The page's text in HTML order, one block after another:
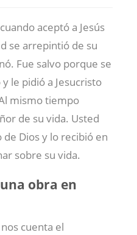
aceptó a Jesús
se arrepintió de su
Fue salvo porque se
le pidió a Jesucristo
mismo tiempo
de su vida. Usted
Dios y lo recibió en
sobre su vida.
obra en
cuenta el